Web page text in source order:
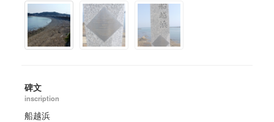
碑文
inscription
船越浜